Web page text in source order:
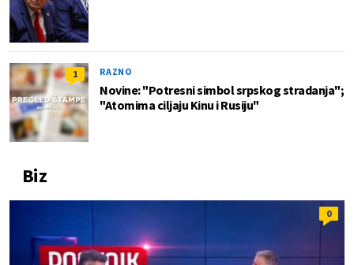
1 RAZNO
Novine: "Potresni simbol srpskog stradanja";
"Atomima ciljaju Kinu i Rusiju"
Biz
0